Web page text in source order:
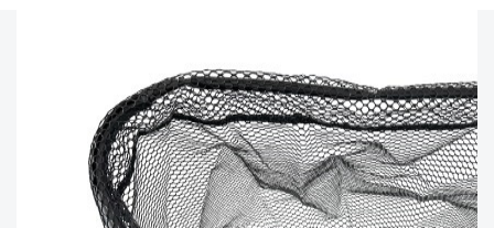
おすすめ(0)
在庫有のみ(807)
セール(40)
C
使用感や傷のある一般的な中古
品